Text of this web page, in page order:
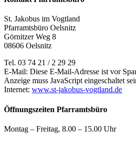
St. Jakobus im Vogtland
Pfarramtsbüro Oelsnitz
Görnitzer Weg 8
08606 Oelsnitz
Tel. 03 74 21 / 2 29 29
E-Mail: Diese E-Mail-Adresse ist vor
Anzeige muss JavaScript eingeschaltet
Internet: www.st-jakobus-vogtland.de
Öffnungszeiten Pfarramtsbüro
Montag – Freitag, 8.00 – 15.00 Uhr